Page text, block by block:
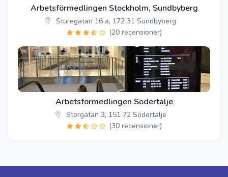
Arbetsförmedlingen Stockholm, Sundbyberg
Sturegatan 16 a, 172 31 Sundbyberg
(20 recensioner)
Arbetsförmedlingen Södertälje
Storgatan 3, 151 72 Södertälje
(30 recensioner)